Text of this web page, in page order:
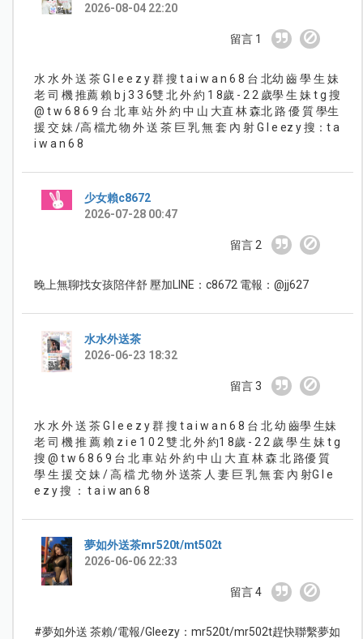
2026-08-04 22:20
留言 1
水 水 外 送 茶 G l e e z y 群 搜 t a i w a n 6 8 台 北幼 齒 學 生 妹
老 司 機 推薦 賴 b j 3 3 6雙 北 外 約 1 8歲 - 2 2 歲學 生 妹 t g 搜
@ t w 6 8 6 9 台 北 車 站 外 約 中 山 大直 林 森北 路 優 質 學生
援 交 妹 /高 檔尤 物 外 送 茶 巨 乳 無 套 內 射 G l e ez y 搜：t a
i w a n 6 8
少女賴c8672
2026-07-28 00:47
留言 2
晚上無聊找女孩陪伴舒 壓加LINE：c8672 電報：@jj627
水水外送茶
2026-06-23 18:32
留言 3
水 水 外 送 茶 G l e e z y 群 搜 t a i w a n 6 8 台 北 幼 齒學 生妹
老 司 機 推 薦 賴 z i e 1 0 2 雙 北 外 約1 8歲 - 2 2 歲 學 生 妹 t g
搜 @ t w 6 8 6 9 台 北 車 站 外 約 中 山 大 直 林 森 北 路優 質
學 生 援 交 妹 / 高 檔 尤 物 外 送茶 人 妻 巨 乳 無 套 內 射G l e
e z y 搜 ： t a i w an 6 8
夢如外送茶mr520t/mt502t
2026-06-06 22:33
留言 4
#夢如外送 茶賴/電報/Gleezy：mr520t/mr502t趕快聯繫夢如